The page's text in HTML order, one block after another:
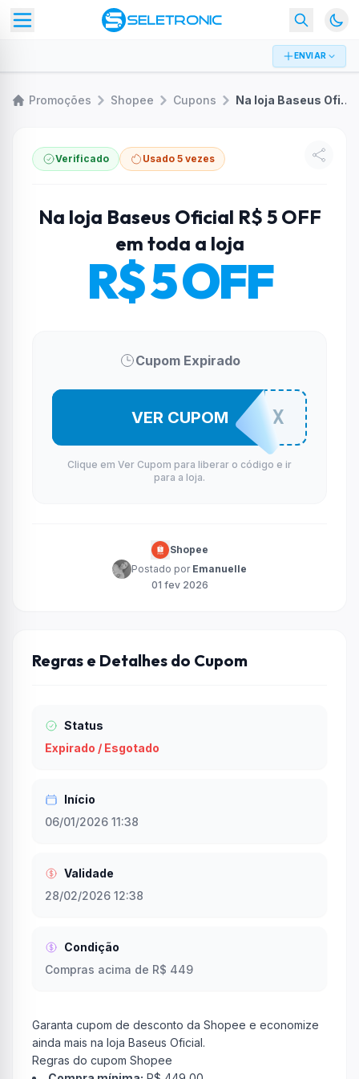
ENVIAR
Promoções Shopee Cupons Na loja Baseus Oficial R$ 5 OFF em toda a loja
Verificado Usado 5 vezes
Na loja Baseus Oficial R$ 5 OFF
em toda a loja
R$ 5 OFF
Cupom Expirado
BASEMAX
VER CUPOM
Clique em Ver Cupom para liberar o código e ir
para a loja.
Shopee
Postado por Emanuelle
01 fev 2026
Regras e Detalhes do Cupom
Status
Expirado / Esgotado
Início
06/01/2026 11:38
Validade
28/02/2026 12:38
Condição
Compras acima de R$ 449
Garanta cupom de desconto da Shopee e economize
ainda mais na loja Baseus Oficial.
Regras do cupom Shopee